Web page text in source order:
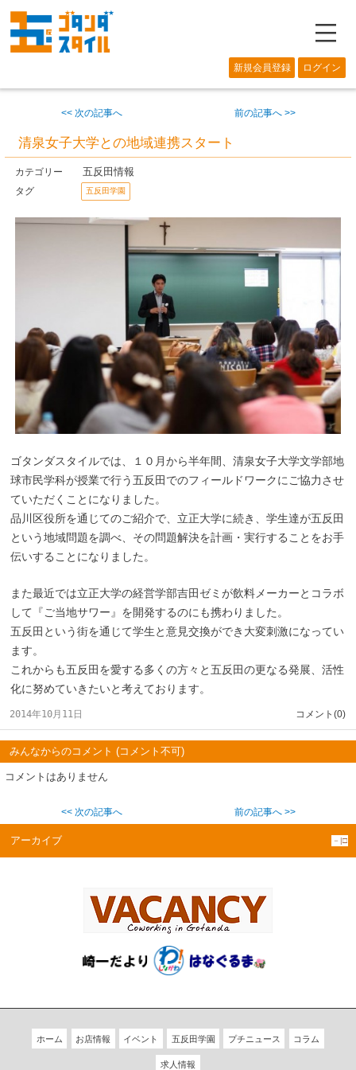
―
新規会員登録 ログイン
<< 次の記事へ 前の記事へ >>
清泉女子大学との地域連携スタート
カテゴリー 五反田情報
タグ 五反田学園
ゴタンダスタイルでは、１０月から半年間、清泉女子大学文学部地
球市民学科が授業で行う五反田でのフィールドワークにご協力させ
ていただくことになりました。
品川区役所を通じてのご紹介で、立正大学に続き、学生達が五反田
という地域問題を調べ、その問題解決を計画・実行することをお手
伝いすることになりました。
また最近では立正大学の経営学部吉田ゼミが飲料メーカーとコラボ
して『ご当地サワー』を開発するのにも携わりました。
五反田という街を通じて学生と意見交換ができ大変刺激になってい
ます。
これからも五反田を愛する多くの方々と五反田の更なる発展、活性
化に努めていきたいと考えております。
2014年10月11日 コメント(0)
みんなからのコメント (コメント不可)
コメントはありません
<< 次の記事へ 前の記事へ >>
アーカイブ －|□
ホーム お店情報 イベント 五反田学園 プチニュース コラム
求人情報